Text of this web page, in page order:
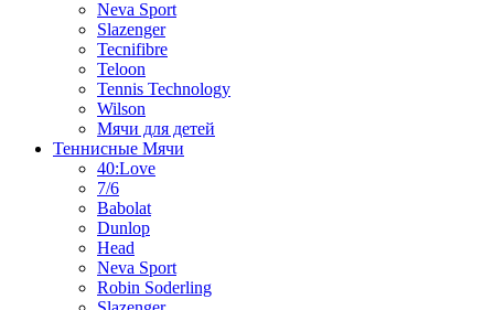
Neva Sport
Slazenger
Tecnifibre
Teloon
Tennis Technology
Wilson
Мячи для детей
Теннисные Мячи
40:Love
7/6
Babolat
Dunlop
Head
Neva Sport
Robin Soderling